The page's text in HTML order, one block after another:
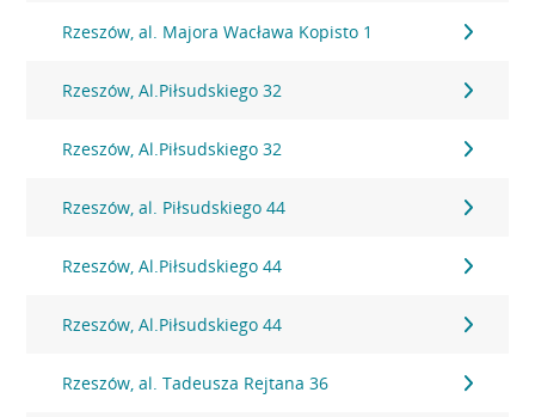
Rzeszów, al. Majora Wacława Kopisto 1
Rzeszów, Al.Piłsudskiego 32
Rzeszów, Al.Piłsudskiego 32
Rzeszów, al. Piłsudskiego 44
Rzeszów, Al.Piłsudskiego 44
Rzeszów, Al.Piłsudskiego 44
Rzeszów, al. Tadeusza Rejtana 36